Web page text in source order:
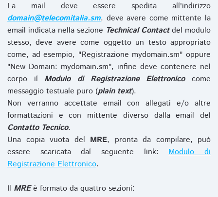
La mail deve essere spedita all'indirizzo
domain@telecomitalia.sm, deve avere come mittente la
email indicata nella sezione Technical Contactdel modulo
stesso, deve avere come oggetto un testo appropriato
come, ad esempio, "Registrazione mydomain.sm" oppure
"New Domain: mydomain.sm", infine deve contenere nel
corpo il Modulo di Registrazione Elettronicocome
messaggio testuale puro (plain text).
Non verranno accettate email con allegati e/o altre
formattazioni e con mittente diverso dalla email del
Contatto Tecnico.
Una copia vuota del MRE, pronta da compilare, può
essere scaricata dal seguente link:Modulo di
Registrazione Elettronico.
Il MREè formato da quattro sezioni: